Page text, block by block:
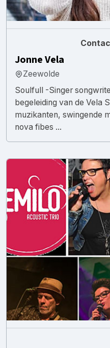
Jonne Vela
Zeewolde
Soulfull -Singer
begeleiding van de Vela
muzikanten, swingende
nova fibes ...